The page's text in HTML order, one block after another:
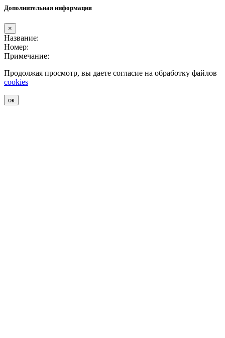
Дополнительная информация
×
Название:
Номер:
Примечание:
Продолжая просмотр, вы даете согласие на обработку файлов
cookies
ок